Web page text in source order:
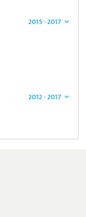
2015 - 2017
2012 - 2017